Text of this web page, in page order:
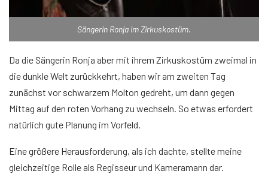
Sängerin Ronja im Zirkuskostüm.
Da die Sängerin Ronja aber mit ihrem Zirkuskostüm zweimal in
die dunkle Welt zurückkehrt, haben wir am zweiten Tag
zunächst vor schwarzem Molton gedreht, um dann gegen
Mittag auf den roten Vorhang zu wechseln. So etwas erfordert
natürlich gute Planung im Vorfeld.
Eine größere Herausforderung, als ich dachte, stellte meine
gleichzeitige Rolle als Regisseur und Kameramann dar.